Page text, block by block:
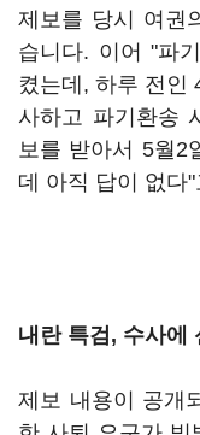
제보를 당시 여권
습니다. 이어 "파
켰는데, 하루 전인
사하고 파기환송
보를 받아서 5월2
데 아직 답이 없다
내란 특검, 수사에
제보 내용이 공개